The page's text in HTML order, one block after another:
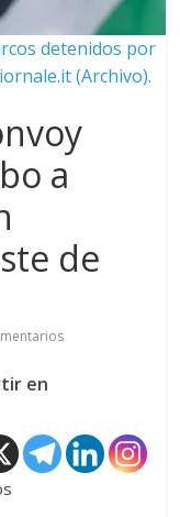
detenidos por
(Archivo).
a
de
en